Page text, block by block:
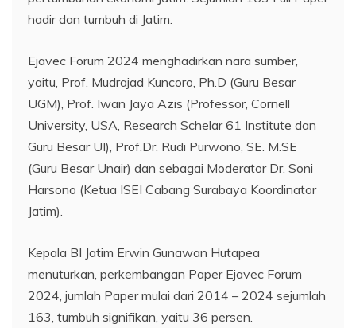
hadir dan tumbuh di Jatim.
Ejavec Forum 2024 menghadirkan nara sumber,
yaitu, Prof. Mudrajad Kuncoro, Ph.D (Guru Besar
UGM), Prof. Iwan Jaya Azis (Professor, Cornell
University, USA, Research Schelar 61 Institute dan
Guru Besar UI), Prof.Dr. Rudi Purwono, SE. M.SE
(Guru Besar Unair) dan sebagai Moderator Dr. Soni
Harsono (Ketua ISEI Cabang Surabaya Koordinator
Jatim).
Kepala BI Jatim Erwin Gunawan Hutapea
menuturkan, perkembangan Paper Ejavec Forum
2024, jumlah Paper mulai dari 2014 – 2024 sejumlah
163, tumbuh signifikan, yaitu 36 persen.